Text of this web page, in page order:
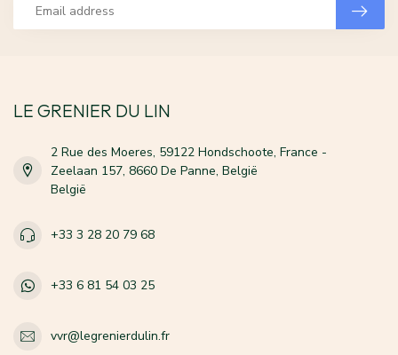
LE GRENIER DU LIN
2 Rue des Moeres, 59122 Hondschoote, France -
Zeelaan 157, 8660 De Panne, België
België
+33 3 28 20 79 68
+33 6 81 54 03 25
vvr@legrenierdulin.fr